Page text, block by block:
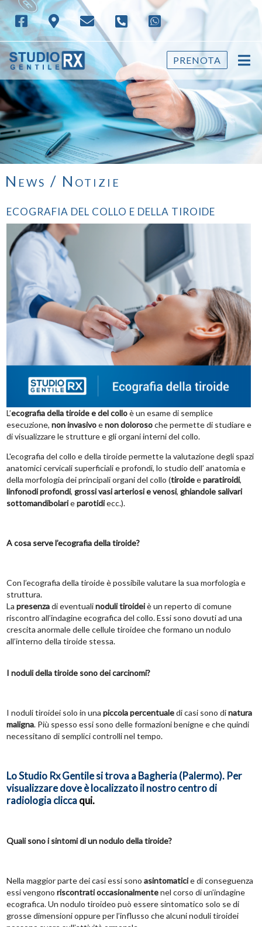
PRENOTA
News / Notizie
ECOGRAFIA DEL COLLO E DELLA TIROIDE
L’ecografiadella tiroide e del colloè un esame di semplice
esecuzione, non invasivoenon dolorosoche permette di studiare e
di visualizzare le strutture e gli organi interni del collo.
L'ecografia del collo e della tiroide permette la valutazione degli spazi
anatomici cervicali superficiali e profondi, lo studio dell’ anatomia e
della morfologia dei principali organi del collo (tiroideeparatiroidi,
linfonodi profondi, grossi vasi arteriosi e venosi, ghiandole salivari
sottomandibolarieparotidiecc.).
A cosa serve l’ecografia della tiroide?
Con l’ecografia della tiroide è possibile valutare la sua morfologia e
struttura.
La presenzadi eventualinoduli tiroideiè un reperto di comune
riscontro all’indagine ecografica del collo. Essi sono dovuti ad una
crescita anormale delle cellule tiroidee che formano un nodulo
all’interno della tiroide stessa.
I noduli della tiroide sono dei carcinomi?
I noduli tiroidei solo in una piccola percentualedi casi sono dinatura
maligna. Più spesso essi sono delle formazioni benigne e che quindi
necessitano di semplici controlli nel tempo.
Lo Studio Rx Gentile si trova a Bagheria (Palermo). Per
visualizzare dove è localizzato il nostro centro di
radiologia cliccaqui.
Quali sono i sintomi di un nodulo della tiroide?
Nella maggior parte dei casi essi sono asintomaticie di conseguenza
essi vengono riscontrati occasionalmentenel corso di un’indagine
ecografica. Un nodulo tiroideo può essere sintomatico solo se di
grosse dimensioni oppure per l’influsso che alcuni noduli tiroidei